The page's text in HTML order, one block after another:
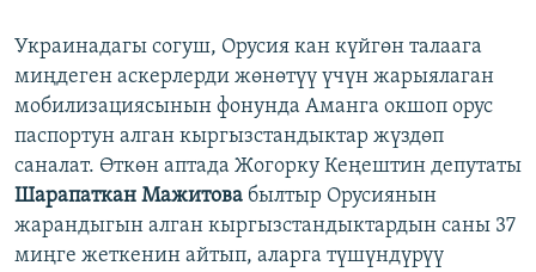
Украинадагы согуш, Орусия кан күйгөн талаага
миңдеген аскерлерди жөнөтүү үчүн жарыялаган
мобилизациясынын фонунда Аманга окшоп орус
паспортун алган кыргызстандыктар жүздөп
саналат. Өткөн аптада Жогорку Кеңештин депутаты
Шарапаткан Мажитова былтыр Орусиянын
жарандыгын алган кыргызстандыктардын саны 37
миңге жеткенин айтып, аларга түшүндүрүү